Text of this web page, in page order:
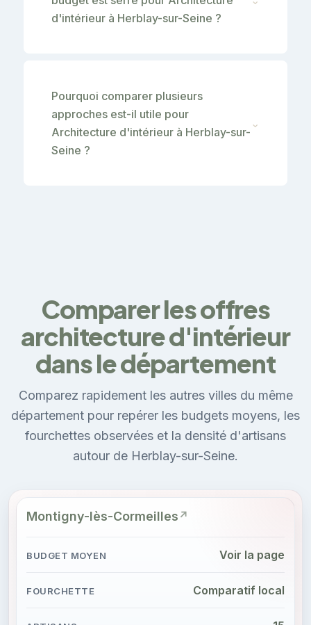
d'intérieur à Herblay-sur-Seine ?
Pourquoi comparer plusieurs
approches est-il utile pour
Architecture d'intérieur à Herblay-sur-
Seine ?
⌄
Comparer les offres
architecture d'intérieur
dans le département
Comparez rapidement les autres villes du même
département pour repérer les budgets moyens, les
fourchettes observées et la densité d'artisans
autour de Herblay-sur-Seine.
Montigny-lès-Cormeilles
Voir la page
Comparatif local